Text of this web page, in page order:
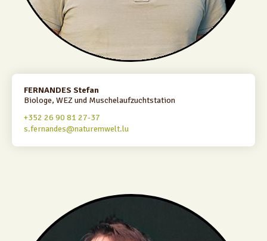
FERNANDES Stefan
Biologe, WEZ und Muschelaufzuchtstation
+352 26 90 81 27-37
s.fernandes@naturemwelt.lu